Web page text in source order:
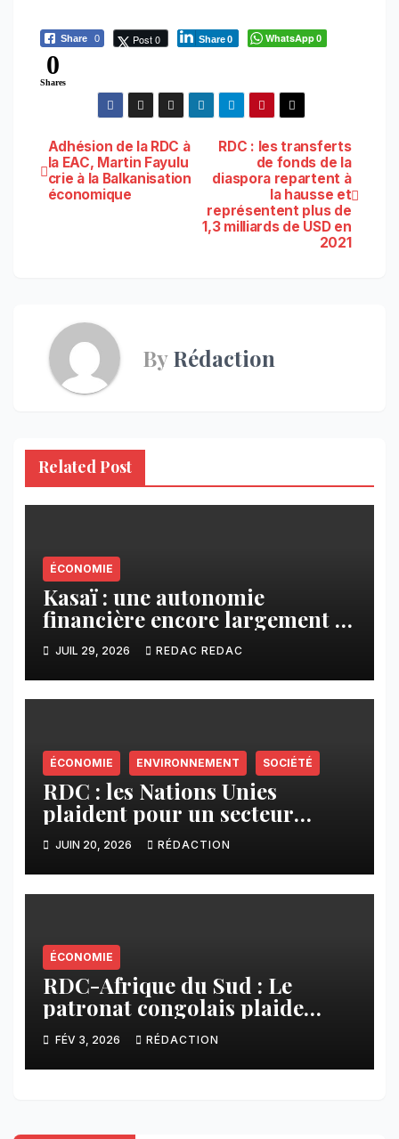
Share 0 Post 0 Share0 WhatsApp0
0
Shares
Navigation
de
RDC : les transferts
de fonds de la
diaspora repartent à
la hausse et
représentent plus de
1,3 milliards de USD en
2021
Adhésion de la RDC à
la EAC, Martin Fayulu
crie à la Balkanisation
économique
ByRédaction
Related Post
ÉCONOMIE
Kasaï : une autonomie
financière encore largement à
construire -Chronique du
journaliste Janderson
Nyembue
JUIL 29, 2026 REDAC REDAC
ÉCONOMIE ENVIRONNEMENT SOCIÉTÉ
RDC : les Nations Unies
plaident pour un secteur
minier plus responsable et
inclusif
JUIN 20, 2026 RÉDACTION
ÉCONOMIE
RDC-Afrique du Sud : Le
patronat congolais plaide
pour des partenariats fondés
sur la confiance
FÉV 3, 2026 RÉDACTION